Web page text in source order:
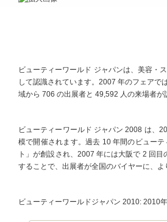
ビューティーワールド ジャパンは、美容・
して認識されています。2007 年のフェアで
域から 706 の出展者と 49,592 人の来場者が
ビューティーワールド ジャパン 2008 は、
模で開催されます。過去 10 年間のビュー
ト」が創設され、2007 年には大阪で 2 回
することで、出展者が全国のバイヤーに、
ビューティーワールドジャパン 2010: 2010